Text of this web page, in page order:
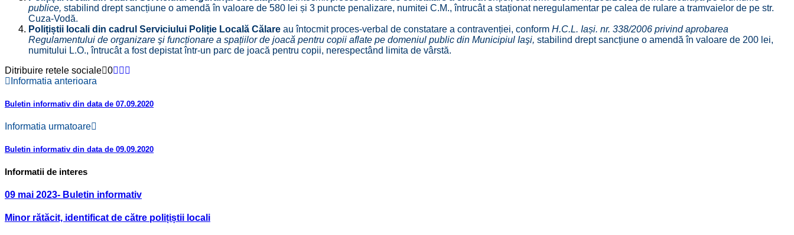
publice, stabilind drept sancțiune o amendă în valoare de 580 lei și 3 puncte penalizare, numitei C.M., întrucât a staționat neregulamentar pe calea de rulare a tramvaielor de pe str.
Cuza-Vodă.
Polițiștii locali din cadrul Serviciului Poliție Locală Călare au întocmit proces-verbal de constatare a contravenției, conform H.C.L. Iași. nr. 338/2006 privind aprobarea
Regulamentului de organizare şi funcționare a spațiilor de joacă pentru copii aflate pe domeniul public din Municipiul Iaşi, stabilind drept sancțiune o amendă în valoare de 200 lei,
numitului L.O., întrucât a fost depistat într-un parc de joacă pentru copii, nerespectând limita de vârstă.
Ditribuire retele sociale 0
Informatia anterioara
Buletin informativ din data de 07.09.2020
Informatia urmatoare
Buletin informativ din data de 09.09.2020
Informatii de interes
09 mai 2023- Buletin informativ
Minor rătăcit, identificat de către polițiștii locali